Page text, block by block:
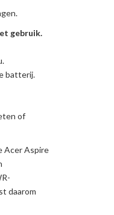
gebruik.
.
batterij.
of
Acer Aspire
daarom